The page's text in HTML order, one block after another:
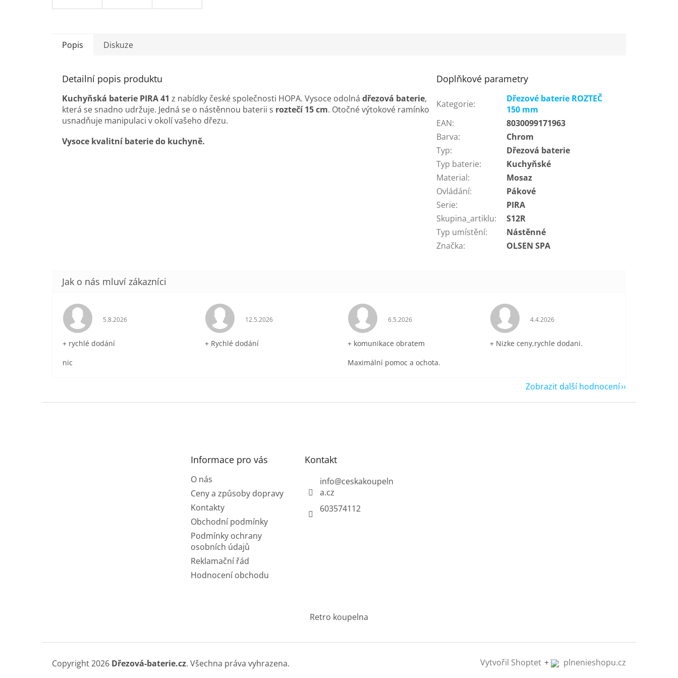
Popis Diskuze
Detailní popis produktu
Kuchyňská baterie PIRA 41 z nabídky české společnosti HOPA. Vysoce odolná dřezová baterie,
která se snadno udržuje. Jedná se o nástěnnou baterii s roztečí 15 cm. Otočné výtokové ramínko
usnadňuje manipulaci v okolí vašeho dřezu.
Vysoce kvalitní baterie do kuchyně.
Doplňkové parametry
Kategorie:
Dřezové baterie ROZTEČ
150 mm
EAN:
8030099171963
Barva:
Chrom
Typ:
Dřezová baterie
Typ baterie:
Kuchyňské
Material:
Mosaz
Ovládání:
Pákové
Serie:
PIRA
Skupina_artiklu:
S12R
Typ umístění:
Nástěnné
Značka: OLSEN SPA
Hodnocení obchodu je 5 z 5 hvězdiček.
5.8.2026
+ rychlé dodání
nic
Hodnocení obchodu je 5 z 5 hvězdiček.
12.5.2026
+ Rychlé dodání
Hodnocení obchodu je 5 z 5 hvězdiček.
6.5.2026
+ komunikace obratem
Maximální pomoc a ochota.
Hodnocení obchodu je 5 z 5 hvězdiček.
4.4.2026
+ Nizke ceny,rychle dodani.
Zobrazit další hodnocení
Informace pro vás
O nás
Ceny a způsoby dopravy
Kontakty
Obchodní podmínky
Podmínky ochrany
osobních údajů
Reklamační řád
Hodnocení obchodu
Kontakt
info@ceskakoupeln
a.cz
603574112
Retro koupelna
Vytvořil Shoptet + plnenieshopu.cz
Copyright 2026 Dřezová-baterie.cz. Všechna práva vyhrazena.